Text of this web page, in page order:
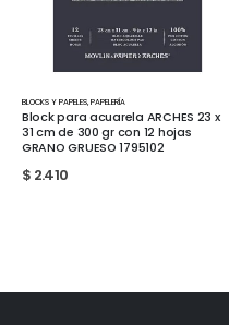
Y PAPELES,PAPELERÍA
para acuarela ARCHES 23 x
cm de 300 gr con 12 hojas
GRUESO 1795102